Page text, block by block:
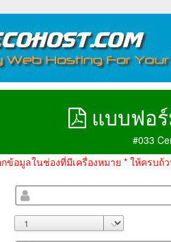
แบบฟอ
#033
ข้อมูลในช่องที่มีเครื่องหมาย * ให้ครบ